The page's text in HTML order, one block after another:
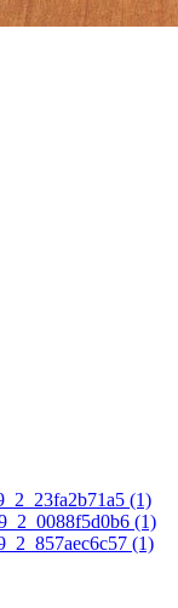
(1)
(1)
(1)